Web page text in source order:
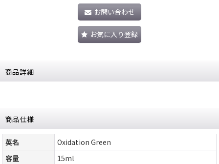
お問い合わせ
お気に入り登録
商品詳細
商品仕様
英名
Oxidation Green
容量
15ml